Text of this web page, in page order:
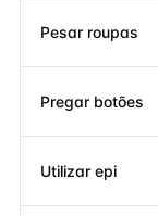
Pesar roupas
Pregar botões
Utilizar epi